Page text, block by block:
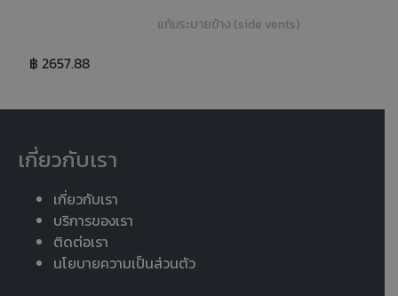
แก้มระบายข้าง (side vents)
฿ 2657.88
เกี่ยวกับเรา
เกี่ยวกับเรา
บริการของเรา
ติดต่อเรา
นโยบายความเป็นส่วนตัว